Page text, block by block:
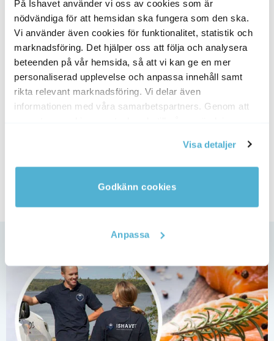
På Ishavet använder vi oss av cookies som är
nödvändiga för att hemsidan ska fungera som den ska.
Vi använder även cookies för funktionalitet, statistik och
marknadsföring. Det hjälper oss att följa och analysera
beteenden på vår hemsida, så att vi kan ge en mer
personaliserad upplevelse och anpassa innehåll samt
rikta relevant marknadsföring. Vi delar även
informationen med våra samarbetspartners. Genom att
Visa detaljer
Godkänn cookies
Anpassa
MÄNGDRABATT
NYHET! NYFISKADE!
PAKETPRIS
5050kr Det
4398krDet